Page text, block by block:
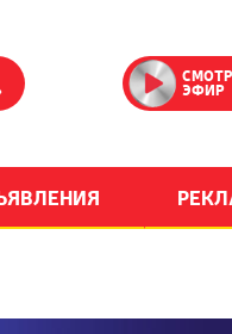
ЭФИР